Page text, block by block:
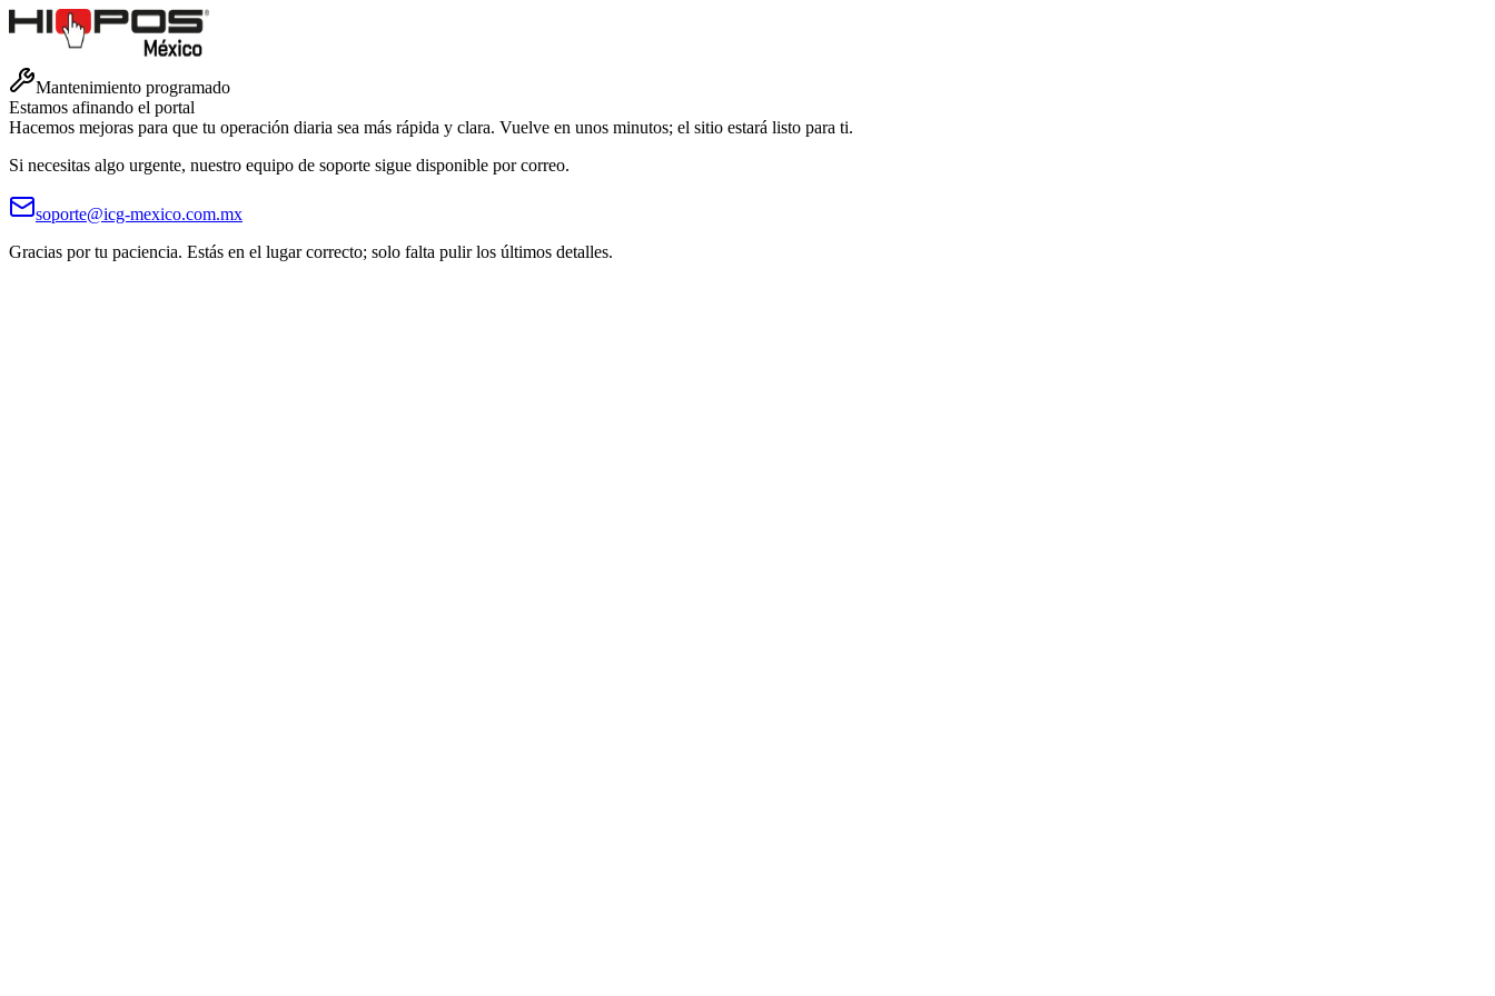
Mantenimiento programado
Estamos afinando el portal
Hacemos mejoras para que tu operación diaria sea más rápida y clara. Vuelve en unos minutos; el sitio estará listo para ti.
Si necesitas algo urgente, nuestro equipo de soporte sigue disponible por correo.
soporte@icg-mexico.com.mx
Gracias por tu paciencia. Estás en el lugar correcto; solo falta pulir los últimos detalles.